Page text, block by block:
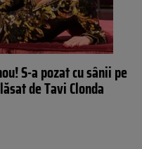
S-a pozat cu sânii pe
de Tavi Clonda